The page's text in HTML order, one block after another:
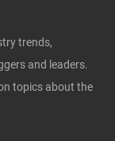
trends,
and leaders.
topics about the